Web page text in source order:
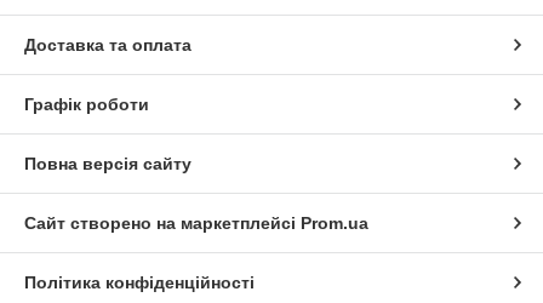
Доставка та оплата
Графік роботи
Повна версія сайту
Сайт створено на маркетплейсі Prom.ua
Політика конфіденційності